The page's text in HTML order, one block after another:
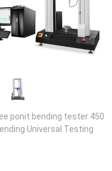
ponit bending tester 450
Universal Testing